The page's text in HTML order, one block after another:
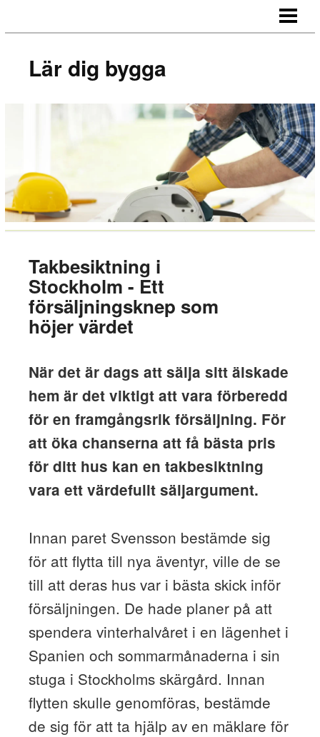
BYGG EGEN SÄNGGAVEL
BYGGA BORD AV LASTPALLAR
Lär dig bygga
Takbesiktning i
Stockholm - Ett
försäljningsknep som
höjer värdet
När det är dags att sälja sitt älskade
hem är det viktigt att vara förberedd
för en framgångsrik försäljning. För
att öka chanserna att få bästa pris
för ditt hus kan en takbesiktning
vara ett värdefullt säljargument.
Innan paret Svensson bestämde sig
för att flytta till nya äventyr, ville de se
till att deras hus var i bästa skick inför
försäljningen. De hade planer på att
spendera vinterhalvåret i en lägenhet i
Spanien och sommarmånaderna i sin
stuga i Stockholms skärgård. Innan
flytten skulle genomföras, bestämde
de sig för att ta hjälp av en mäklare för